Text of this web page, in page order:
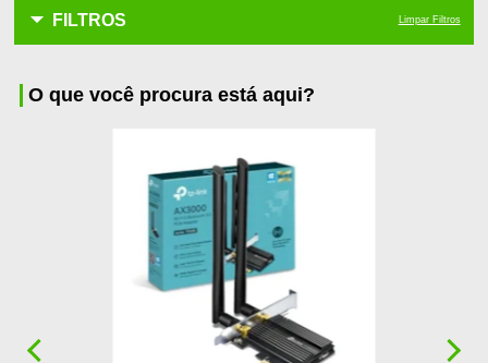
FILTROS Limpar Filtros
O que você procura está aqui?